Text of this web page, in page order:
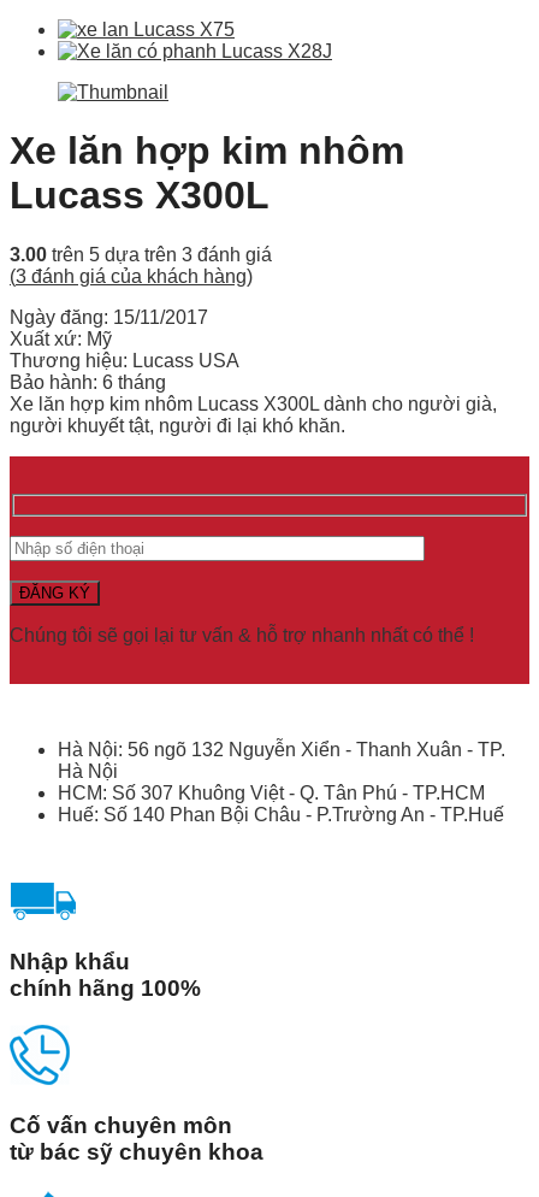
Xe lăn hợp kim nhôm
Lucass X300L
3.00 trên 5 dựa trên 3 đánh giá
(3 đánh giá của khách hàng)
Ngày đăng: 15/11/2017
Xuất xứ: Mỹ
Thương hiệu: Lucass USA
Bảo hành: 6 tháng
Xe lăn hợp kim nhôm Lucass X300L dành cho người già,
người khuyết tật, người đi lại khó khăn.
Chúng tôi sẽ gọi lại tư vấn & hỗ trợ nhanh nhất có thể !
Hà Nội: 56 ngõ 132 Nguyễn Xiển - Thanh Xuân - TP.
Hà Nội
HCM: Số 307 Khuông Việt - Q. Tân Phú - TP.HCM
Huế: Số 140 Phan Bội Châu - P.Trường An - TP.Huế
Nhập khẩu
chính hãng 100%
Cố vấn chuyên môn
từ bác sỹ chuyên khoa